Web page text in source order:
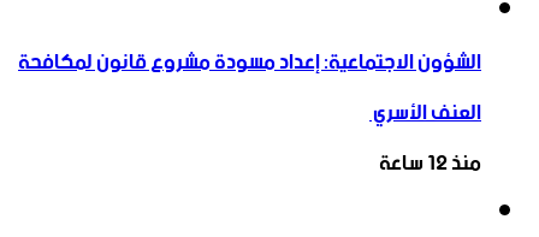
الشؤون الاجتماعية: إعداد مسودة مشروع قانون لمكافحة
العنف الأسري ‏
منذ 12 ساعة